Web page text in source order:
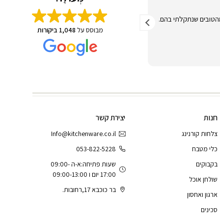
מבוסס על 1,048 ביקורות
קניתי קופסאות אוכל של סיסטמה. המחיר היה
משתלם, משלוח חינם - והמוצרים הגיעו תוך יום
האיסוף. באמת כל הכבוד!
שנתקלתי בהם.
חנות
צלחות קורנינג
כלי מטבח
בקבוקים
שולחן אוכל
ארגון ואחסון
סכינים
יצירת קשר
Info@kitchenware.co.il
053-822-5228
שעות פתיחה:א-ה 09:00-
17:00 יום ו 09:00-13:00
בר כוכבא 17,רחובות.